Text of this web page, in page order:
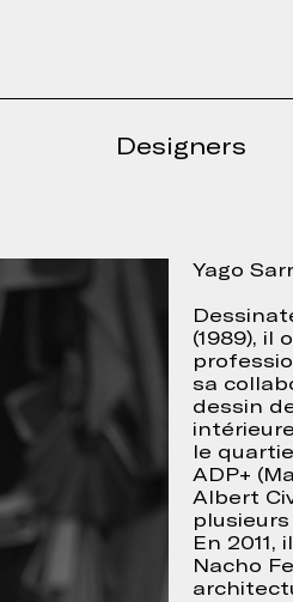
Designers
Yago
(1989), il
sa
dessin
le
ADP+
Albert
En
Nacho